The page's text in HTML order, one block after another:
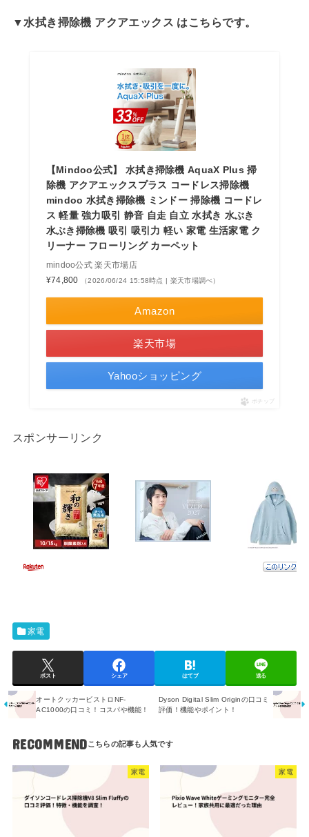
▼水拭き掃除機 アクアエックス はこちらです。
【Mindoo公式】 水拭き掃除機 AquaX Plus 掃
除機 アクアエックスプラス コードレス掃除機
mindoo 水拭き掃除機 ミンドー 掃除機 コードレ
ス 軽量 強力吸引 静音 自走 自立 水拭き 水ぶき
水ぶき掃除機 吸引 吸引力 軽い 家電 生活家電 ク
リーナー フローリング カーペット
mindoo公式 楽天市場店
¥74,800
（2026/06/24 15:58時点 | 楽天市場調べ）
Amazon
楽天市場
Yahooショッピング
ポチップ
スポンサーリンク
家電
ポスト シェア はてブ 送る
オートクッカービストロNF-
AC1000の口コミ！コスパや機能！
Dyson Digital Slim Originの口コミ
評価！機能やポイント！
RECOMMEND
家電 家電